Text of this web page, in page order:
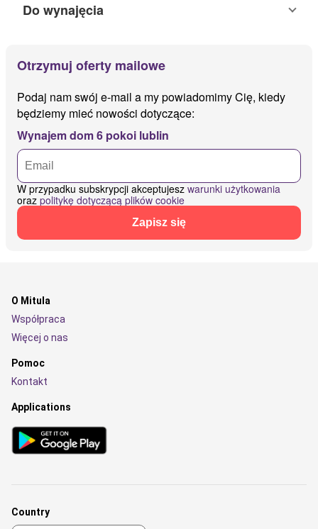
Do wynajęcia
Otrzymuj oferty mailowe
Podaj nam swój e-mail a my powiadomimy Cię, kiedy
będziemy mieć nowości dotyczące:
Wynajem dom 6 pokoi lublin
W przypadku subskrypcji akceptujesz warunki użytkowania
oraz politykę dotyczącą plików cookie
Zapisz się
O Mitula
Współpraca
Więcej o nas
Pomoc
Kontakt
Applications
Country